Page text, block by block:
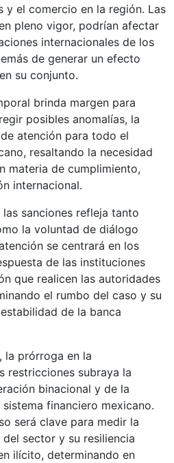
y el comercio en la región. Las
pleno vigor, podrían afectar
internacionales de los
de generar un efecto
su conjunto.
brinda margen para
posibles anomalías, la
atención para todo el
resaltando la necesidad
materia de cumplimiento,
internacional.
sanciones refleja tanto
la voluntad de diálogo
se centrará en los
de las instituciones
que realicen las autoridades
el rumbo del caso y su
de la banca
la prórroga en la
restricciones subraya la
binacional y de la
financiero mexicano.
será clave para medir la
sector y su resiliencia
ilícito, determinando en